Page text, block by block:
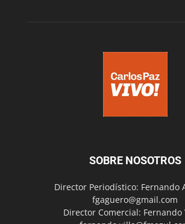
SOBRE NOSOTROS
Director Periodístico: Fernando
fgaguero@gmail.com
Director Comercial: Fernando